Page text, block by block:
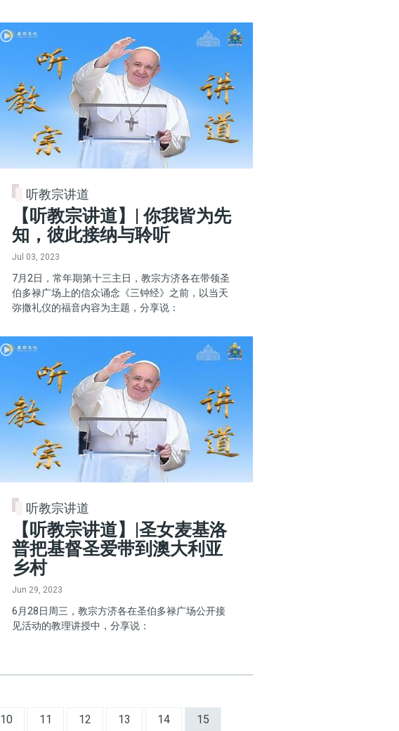
听教宗讲道
【听教宗讲道】| 你我皆为先
知，彼此接纳与聆听
Jul 03, 2023
7月2日，常年期第十三主日，教宗方济各在带领圣
伯多禄广场上的信众诵念《三钟经》之前，以当天
弥撒礼仪的福音内容为主题，分享说：
听教宗讲道
【听教宗讲道】|圣女麦基洛
普把基督圣爱带到澳大利亚
乡村
Jun 29, 2023
6月28日周三，教宗方济各在圣伯多禄广场公开接
见活动的教理讲授中，分享说：
Page
10 Page
11 Page
12 Page
13 Page
14 Current page
15